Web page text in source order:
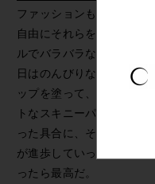
ファッションも生理用品
自由にそれらを選び取れ
ルでバラバラなよそおい
日はのんびりな気分だか
ップを塗って、ムーンパ
トなスキニーパンツをは
った具合に、その日の自
が進歩していったらすて
ったら最高だ。